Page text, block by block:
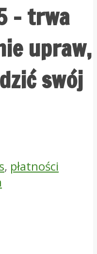
– trwa
upraw,
swój
, płatności